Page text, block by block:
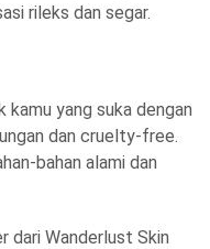
rileks dan segar.
yang suka dengan
dan cruelty-free.
bahan alami dan
dari Wanderlust Skin